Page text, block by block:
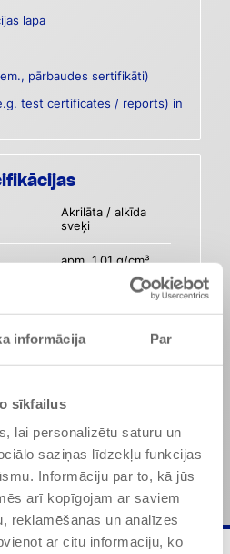
informācija Par
sīkfailus
lai personalizētu saturu un
saziņas līdzekļu funkcijas
Informāciju par to, kā jūs
arī kopīgojam ar saviem
reklamēšanas un analīzes
ar citu informāciju, ko
lapa
pārbaudes sertifikāti)
test certificates / reports) in
Akrilāta / alkīda
sveķi
apm. 1,01 g/cm³
raksturīgās īpašības
saistošas produkta